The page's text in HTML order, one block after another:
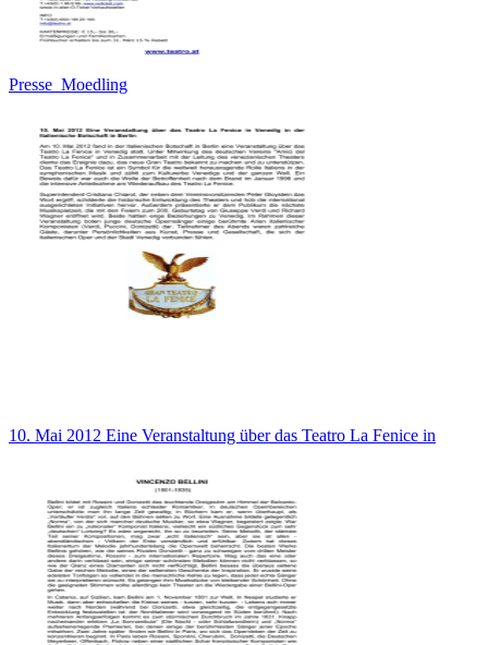
Presse_Moedling
10. Mai 2012 Eine Veranstaltung über das Teatro La Fenice in